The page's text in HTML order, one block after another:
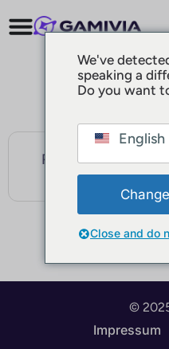
Registrierungen
©
Impressum
We've
speaking a
Do you want
English
Close and do